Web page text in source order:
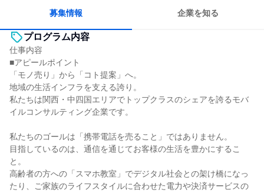
募集情報 企業を知る
プログラム内容
仕事内容
■アピールポイント
「モノ売り」から「コト提案」へ。
地域の生活インフラを支える誇り。
私たちは関西・中四国エリアでトップクラスのシェアを誇るモバ
イルコンサルティング企業です。
私たちのゴールは「携帯電話を売ること」ではありません。
目指しているのは、通信を通じてお客様の生活を豊かにするこ
と。
高齢者の方への「スマホ教室」でデジタル社会との架け橋になっ
たり、ご家族のライフスタイルに合わせた電力や決済サービスの